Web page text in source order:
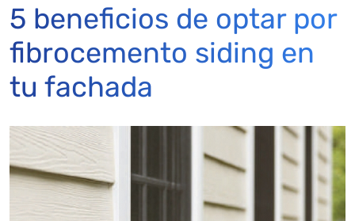
5 beneficios de optar por
fibrocemento siding en
tu fachada